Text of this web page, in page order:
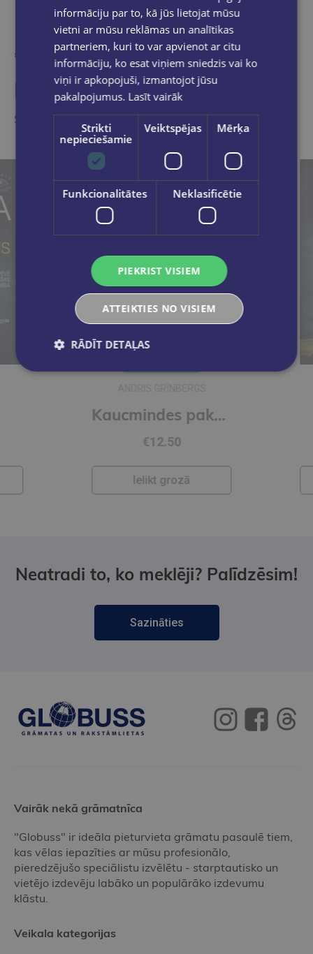
Kāds nesen iegādājās
Šīs preces ir pamanījuši citi e-veikala apmeklētāji
Kaucmindes pakavs
€12.50
Ielikt grozā
Neatradi to, ko meklēji? Palīdzēsim!
Sazināties
Vairāk nekā grāmatnīca
"Globuss" ir ideāla pieturvieta grāmatu pasaulē tiem,
kas vēlas iepazīties ar mūsu profesionālo,
pieredzējušo speciālistu izvēlētu - starptautisko un
vietējo izdevēju labāko un populārāko izdevumu
klāstu.
Veikala kategorijas
informāciju par to, kā jūs lietojat mūsu
vietni ar mūsu reklāmas un analītikas
partneriem, kuri to var apvienot ar citu
informāciju, ko esat viņiem sniedzis vai ko
viņi ir apkopojuši, izmantojot jūsu
pakalpojumus. Lasīt vairāk
Strikti
nepieciešamie
Veiktspējas Mērķa
Funkcionalitātes Neklasificētie
PIEKRIST VISIEM
ATTEIKTIES NO VISIEM
RĀDĪT DETAĻAS